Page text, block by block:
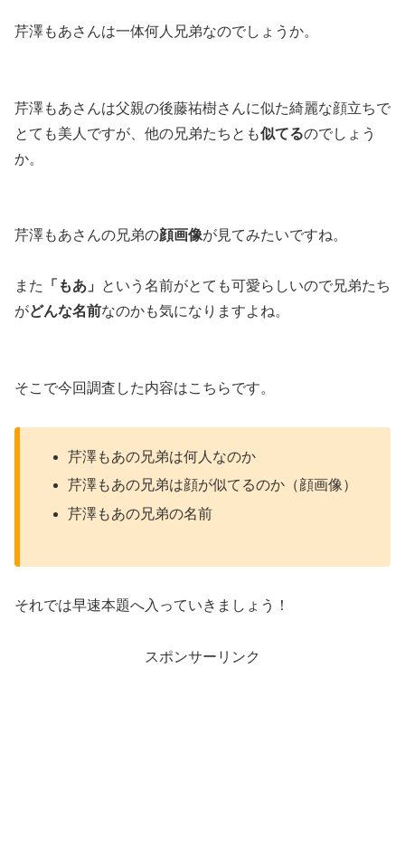
芹澤もあさんは一体何人兄弟なのでしょうか。
芹澤もあさんは父親の後藤祐樹さんに似た綺麗な顔立ちで
とても美人ですが、他の兄弟たちとも似てるのでしょう
か。
芹澤もあさんの兄弟の顔画像が見てみたいですね。
また 「もあ」
という名前がとても可愛らしいので兄弟たち
がどんな名前なのかも気になりますよね。
そこで今回調査した内容はこちらです。
芹澤もあの兄弟は何人なのか
芹澤もあの兄弟は顔が似てるのか（顔画像）
芹澤もあの兄弟の名前
それでは早速本題へ入っていきましょう！
スポンサーリンク